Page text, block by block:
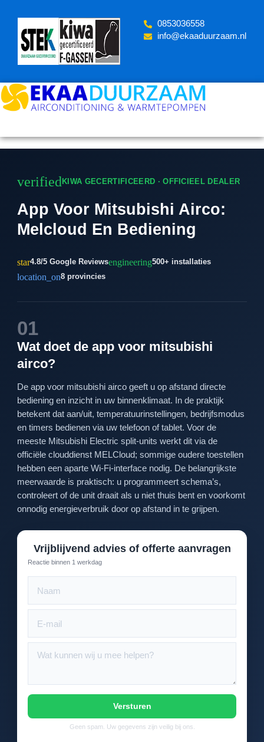
content
‪0853036558
info@ekaaduurzaam.nl
verified KIWA GECERTIFICEERD · OFFICIEEL DEALER
App Voor Mitsubishi Airco:
Melcloud En Bediening
star4.8/5 Google Reviewsengineering500+ installaties
location_on8 provincies
01
Wat doet de app voor mitsubishi
airco?
De app voor mitsubishi airco geeft u op afstand directe
bediening en inzicht in uw binnenklimaat. In de praktijk
betekent dat aan/uit, temperatuurinstellingen, bedrijfsmodus
en timers bedienen via uw telefoon of tablet. Voor de
meeste Mitsubishi Electric split-units werkt dit via de
officiële clouddienst MELCloud; sommige oudere toestellen
hebben een aparte Wi‑Fi‑interface nodig. De belangrijkste
meerwaarde is praktisch: u programmeert schema’s,
controleert of de unit draait als u niet thuis bent en voorkomt
onnodig energieverbruik door op afstand in te grijpen.
Vrijblijvend advies of offerte aanvragen
Reactie binnen 1 werkdag
Versturen
Geen spam. Uw gegevens zijn veilig bij ons.